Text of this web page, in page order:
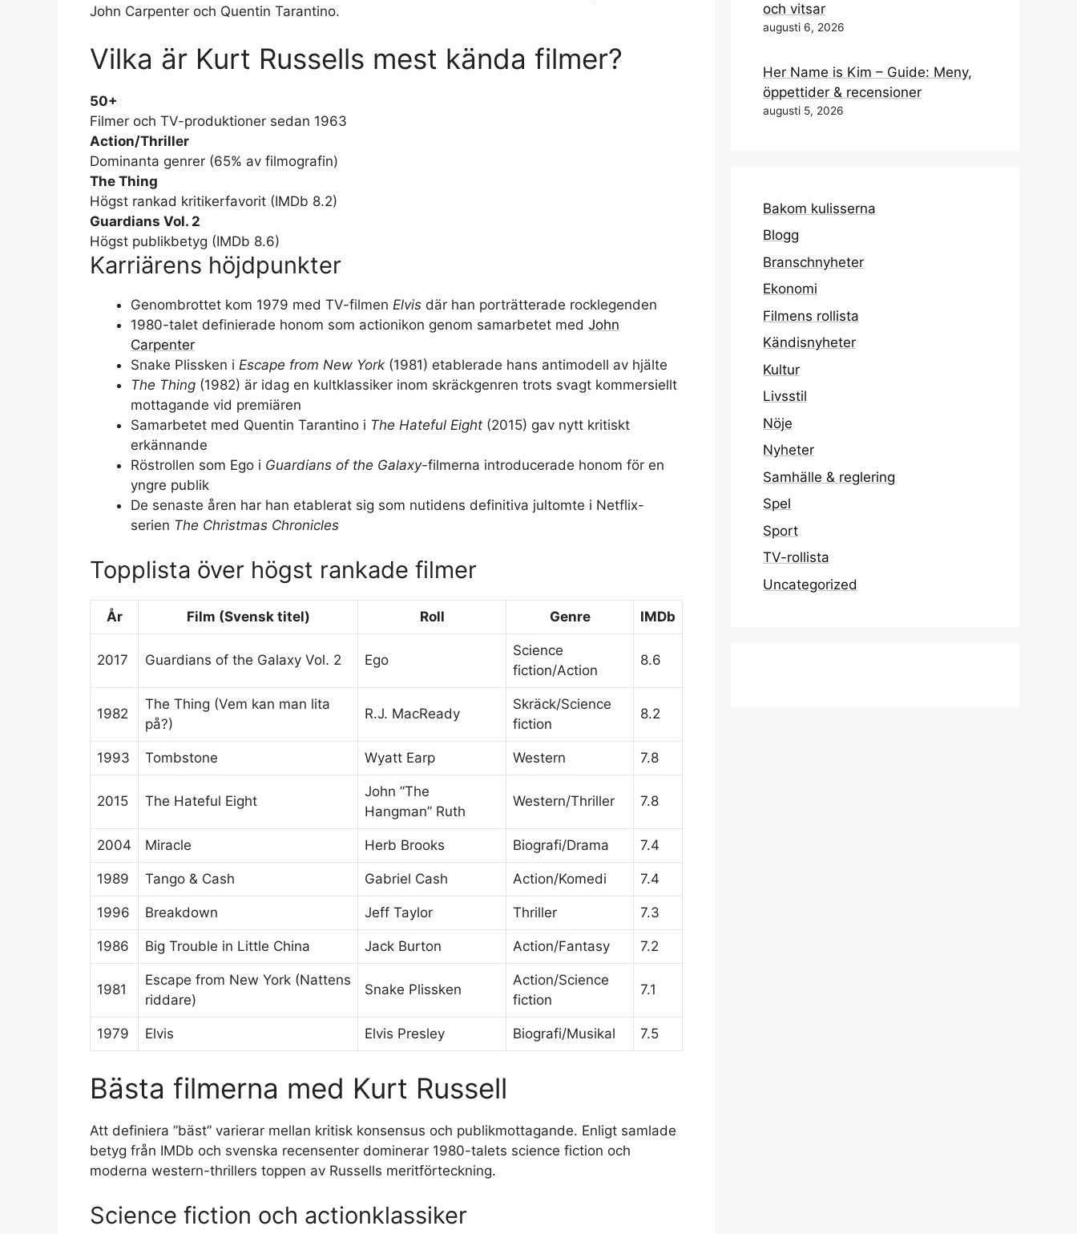
John Carpenter och Quentin Tarantino.
Vilka är Kurt Russells mest kända filmer?
50+
Filmer och TV-produktioner sedan 1963
Action/Thriller
Dominanta genrer (65% av filmografin)
The Thing
Högst rankad kritikerfavorit (IMDb 8.2)
Guardians Vol. 2
Högst publikbetyg (IMDb 8.6)
Karriärens höjdpunkter
Genombrottet kom 1979 med TV-filmen Elvis där han porträtterade rocklegenden
1980-talet definierade honom som actionikon genom samarbetet med John
Carpenter
Snake Plissken i Escape from New York (1981) etablerade hans antimodell av hjälte
The Thing (1982) är idag en kultklassiker inom skräckgenren trots svagt kommersiellt
mottagande vid premiären
Samarbetet med Quentin Tarantino i The Hateful Eight (2015) gav nytt kritiskt
erkännande
Röstrollen som Ego i Guardians of the Galaxy-filmerna introducerade honom för en
yngre publik
De senaste åren har han etablerat sig som nutidens definitiva jultomte i Netflix-
serien The Christmas Chronicles
Topplista över högst rankade filmer
År Film (Svensk titel) Roll Genre IMDb
2017 Guardians of the Galaxy Vol. 2 Ego
Science
fiction/Action
8.6
1982
The Thing (Vem kan man lita
på?)
R.J. MacReady
Skräck/Science
fiction
8.2
1993 Tombstone Wyatt Earp Western 7.8
2015 The Hateful Eight
John ”The
Hangman” Ruth
Western/Thriller 7.8
2004 Miracle Herb Brooks Biografi/Drama 7.4
1989 Tango & Cash Gabriel Cash Action/Komedi 7.4
1996 Breakdown Jeff Taylor Thriller 7.3
1986 Big Trouble in Little China Jack Burton Action/Fantasy 7.2
1981
Escape from New York (Nattens
riddare)
Snake Plissken
Action/Science
fiction
7.1
1979 Elvis Elvis Presley Biografi/Musikal 7.5
Bästa filmerna med Kurt Russell
Att definiera ”bäst” varierar mellan kritisk konsensus och publikmottagande. Enligt samlade
betyg från IMDb och svenska recensenter dominerar 1980-talets science fiction och
moderna western-thrillers toppen av Russells meritförteckning.
Science fiction och actionklassiker
och vitsar
augusti 6, 2026
Her Name is Kim – Guide: Meny,
öppettider & recensioner
augusti 5, 2026
Bakom kulisserna
Blogg
Branschnyheter
Ekonomi
Filmens rollista
Kändisnyheter
Kultur
Livsstil
Nöje
Nyheter
Samhälle & reglering
Spel
Sport
TV-rollista
Uncategorized